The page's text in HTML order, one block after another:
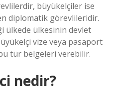
büyükelçiler ise
diplomatik görevlileridir.
ülkede ülkesinin devlet
vize veya pasaport
tür belgeleri verebilir.
nedir?